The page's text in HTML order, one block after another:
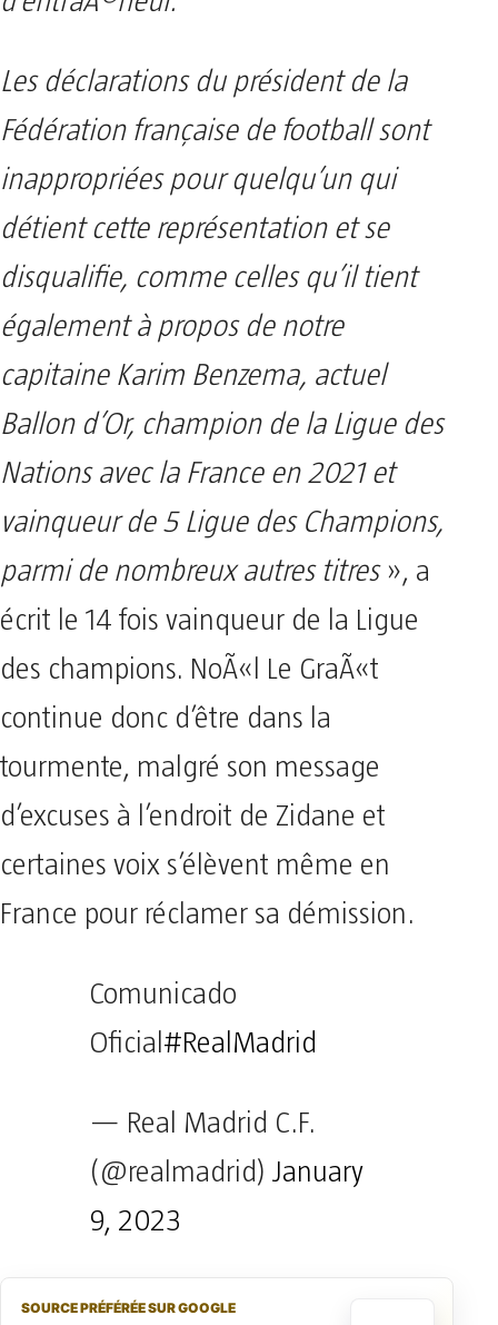
Les déclarations du président de la
Fédération française de football sont
inappropriées pour quelqu’un qui
détient cette représentation et se
disqualifie, comme celles qu’il tient
également à propos de notre
capitaine Karim Benzema, actuel
Ballon d’Or, champion de la Ligue des
Nations avec la France en 2021 et
vainqueur de 5 Ligue des Champions,
parmi de nombreux autres titres», a
écrit le 14 fois vainqueur de la Ligue
des champions. NoÃ«l Le GraÃ«t
continue donc d’être dans la
tourmente, malgré son message
d’excuses à l’endroit de Zidane et
certaines voix s’élèvent même en
France pour réclamer sa démission.
Comunicado
Oficial #RealMadrid
— Real Madrid C.F.
(@realmadrid) January
9, 2023
SOURCE PRÉFÉRÉE SUR GOOGLE